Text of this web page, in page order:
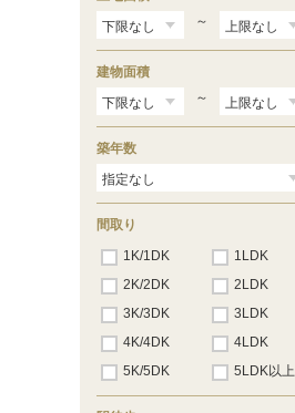
～
建物面積
～
築年数
間取り
1K/1DK
1LDK
2K/2DK
2LDK
3K/3DK
3LDK
4K/4DK
4LDK
5K/5DK
5LDK以上